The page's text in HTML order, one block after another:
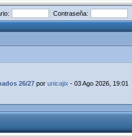
Contraseña:
26/27 por unicajix - 03 Ago 2026, 19:01